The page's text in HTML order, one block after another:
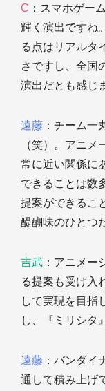
C ：スマホゲー
輝く演出ですね
る点はリアルタ
さですし、全国
演出だとも感じ
遠藤 ：チーム一
（笑）。アニ
常に近い関係に
できることは数
提案ができるこ
醍醐味のひとつ
吉武 ：アニメー
る提案も受け入
して実現を目指
し、『ミリシタ
遠藤 ：バンダイ
通して積み上げ